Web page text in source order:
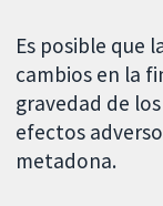
Es posible que
cambios en la
gravedad de
efectos
metadona.